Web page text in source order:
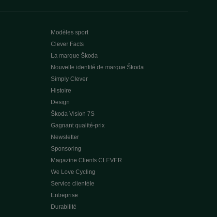
Modèles sport
Clever Facts
La marque Škoda
Nouvelle identité de marque Škoda
Simply Clever
Histoire
Design
Škoda Vision 7S
Gagnant qualité-prix
Newsletter
Sponsoring
Magazine Clients CLEVER
We Love Cycling
Service clientèle
Entreprise
Durabilité